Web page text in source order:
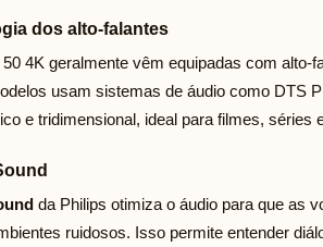
dos alto-falantes
4K geralmente vêm equipadas com alto-
usam sistemas de áudio como DTS
e tridimensional, ideal para filmes, séries
da Philips otimiza o áudio para que as
ruidosos. Isso permite entender